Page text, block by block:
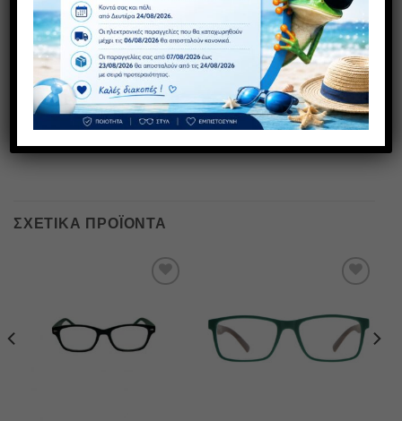
προηγμένο σύστημα Flex, ενισχύει σημαντικά την
ευκαμψία του βραχίονα και την ανθεκτικότητα του
σκελετού. Παράλληλα, οι ασφαιρικοί φακοί υψηλής
τεχνολογίας διασφαλίζουν τη μέγιστη οπτική ποιότητα,
προσφέροντας αντιχαρακτική αντοχή, υψηλή ευκρίνεια,
φυσική απεικόνιση, ευκολία στον καθαρισμό και βέλτιστη
υδροφοβική δράση.
ΣΧΕΤΙΚΆ ΠΡΟΪΌΝΤΑ
επιθυμιών
επιθυμιών